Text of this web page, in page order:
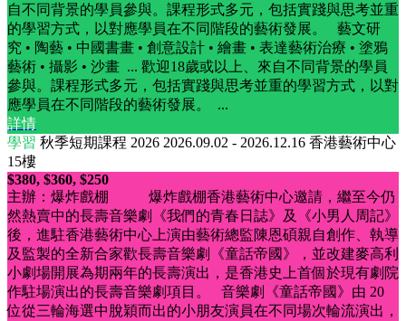
自不同背景的學員參與。課程形式多元，包括實踐與思考並重
的學習方式，以對應學員在不同階段的藝術發展。 藝文研
究 • 陶藝 • 中國書畫 • 創意設計 • 繪畫 • 表達藝術治療 • 塗鴉
藝術 • 攝影 • 沙畫 ... 歡迎18歲或以上、來自不同背景的學員
參與。課程形式多元，包括實踐與思考並重的學習方式，以對
應學員在不同階段的藝術發展。 ...
詳情
學習 秋季短期課程 2026 2026.09.02 - 2026.12.16 香港藝術中心
15樓
$380, $360, $250
主辦：爆炸戲棚 爆炸戲棚香港藝術中心邀請，繼至今仍
然熱賣中的長壽音樂劇《我們的青春日誌》及《小男人周記》
後，進駐香港藝術中心上演由藝術總監陳恩碩親自創作、執導
及監製的全新合家歡長壽音樂劇《童話帝國》，並改建麥高利
小劇場開展為期兩年的長壽演出，是香港史上首個於現有劇院
作駐場演出的長壽音樂劇項目。 音樂劇《童話帝國》由 20
位從三輪海選中脫穎而出的小朋友演員在不同場次輪流演出，